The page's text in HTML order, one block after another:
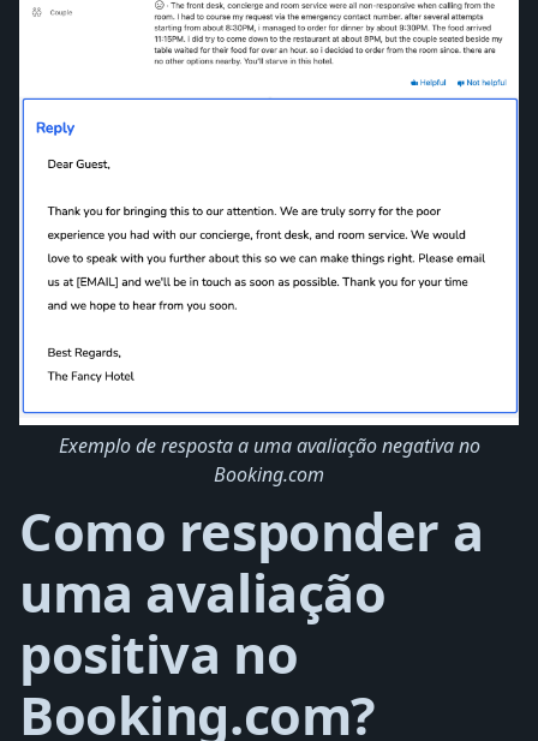
Exemplo de resposta a uma avaliação negativa no
Booking.com
Como responder a
uma avaliação
positiva no
Booking.com?